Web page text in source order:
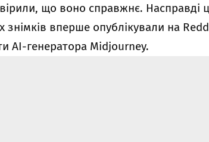
що воно справжнє. Насправді
знімків вперше опублікували на
АІ-генератора Midjourney.